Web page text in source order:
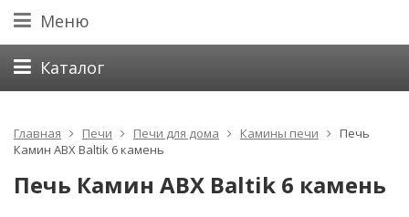
Меню
Каталог
Главная Печи Печи для дома Камины печи
Печь
Камин ABX Baltik 6 камень
Печь Камин ABX Baltik 6 камень